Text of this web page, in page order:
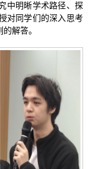
中明晰学术路径、探
对同学们的深入思考
解答。